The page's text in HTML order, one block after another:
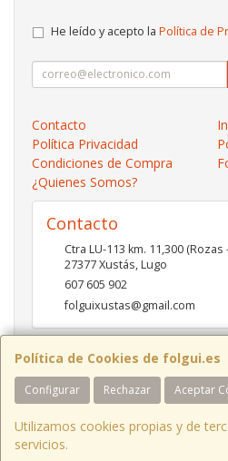
Política de Cookies de folgui.es
Configurar Rechazar Aceptar
Utilizamos cookies propias y de
servicios.
He leído y acepto la Política de
Contacto
Política Privacidad
Condiciones de Compra
¿Quienes Somos?
Contacto
Ctra LU-113 km. 11,300 (Rozas
27377Xustás,Lugo
607 605 902
folguixustas@gmail.com
Horario
Lunes a viernes de 10:00 a 14:00 y
Sábados de 10:00 a 14:00 y de